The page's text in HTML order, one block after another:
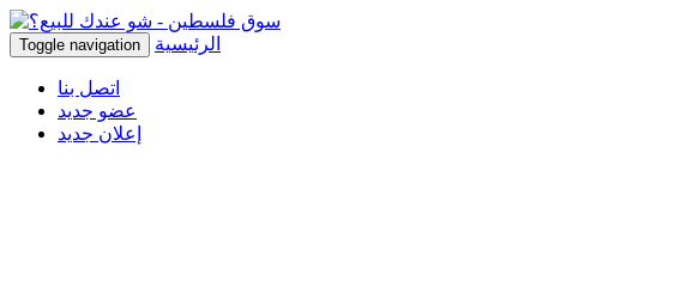
Toggle navigation الرئيسية
اتصل بنا
عضو جديد
إعلان جديد